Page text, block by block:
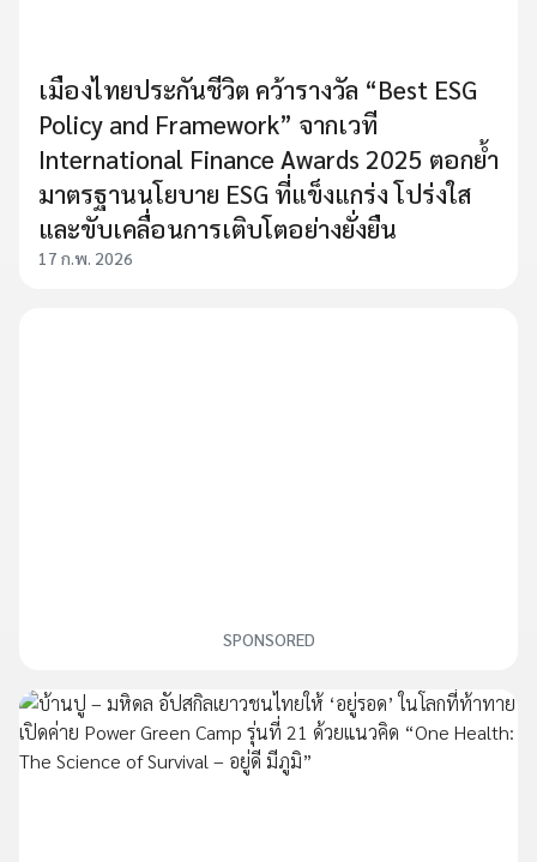
เมืองไทยประกันชีวิต คว้ารางวัล “Best ESG
Policy and Framework” จากเวที
International Finance Awards 2025 ตอกย้ำ
มาตรฐานนโยบาย ESG ที่แข็งแกร่ง โปร่งใส
และขับเคลื่อนการเติบโตอย่างยั่งยืน
17 ก.พ. 2026
SPONSORED